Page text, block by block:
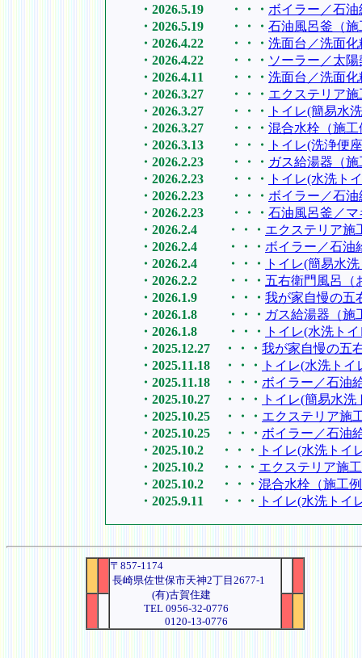
・2026.5.19 ・・・ ボイラー／石
・2026.5.19 ・・・ 石油風呂釜（施
・2026.4.22 ・・・ 洗面台／洗面
・2026.4.22 ・・・ ソーラー／太
・2026.4.11 ・・・ 洗面台／洗面
・2026.3.27 ・・・ エクステリア
・2026.3.27 ・・・
トイレ(簡易水
・2026.3.27 ・・・ 混合水栓（施工
・2026.3.13 ・・・
トイレ(洗浄便
・2026.2.23 ・・・ ガス給湯器（
・2026.2.23 ・・・
トイレ(水洗ト
・2026.2.23 ・・・ ボイラー／石
・2026.2.23 ・・・ 石油風呂釜／
・2026.2.4 ・・・ エクステリア施
・2026.2.4 ・・・ ボイラー／石油
・2026.2.4 ・・・
トイレ(簡易水
・2026.2.2 ・・・ 五右衛門風呂（
・2026.1.9 ・・・ 我が家自慢の五
・2026.1.8 ・・・ ガス給湯器（施
・2026.1.8 ・・・
トイレ(水洗ト
・2025.12.27 ・・・ 我が家自慢の五
・2025.11.18 ・・・
トイレ(水洗トイ
・2025.11.18 ・・・ ボイラー／石油
・2025.10.27 ・・・
トイレ(簡易水
・2025.10.25 ・・・ エクステリア施
・2025.10.25 ・・・ ボイラー／石油
・2025.10.2 ・・・
トイレ(水洗トイ
・2025.10.2 ・・・ エクステリア施
・2025.10.2 ・・・ 混合水栓（施工
・2025.9.11 ・・・
トイレ(水洗トイ
〒857-1174
長崎県佐世保市天神2丁目2677-1
(有)古賀住建
TEL 0956-32-0776
0120-13-0776